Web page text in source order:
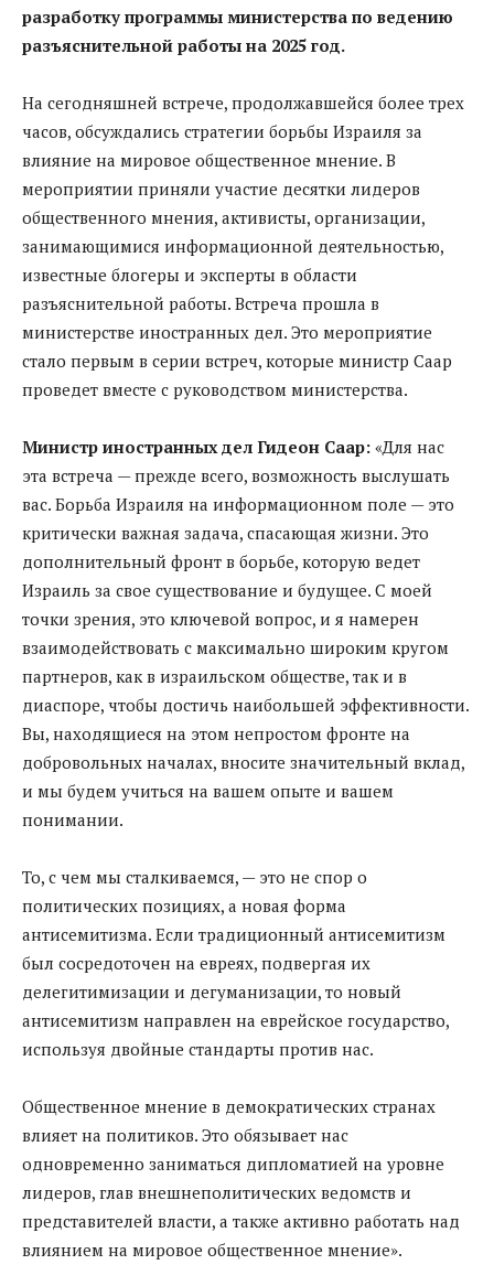
разработку программы министерства по ведению
разъяснительной работы на 2025 год.
На сегодняшней встрече, продолжавшейся более трех
часов, обсуждались стратегии борьбы Израиля за
влияние на мировое общественное мнение. В
мероприятии приняли участие десятки лидеров
общественного мнения, активисты, организации,
занимающимися информационной деятельностью,
известные блогеры и эксперты в области
разъяснительной работы. Встреча прошла в
министерстве иностранных дел. Это мероприятие
стало первым в серии встреч, которые министр Саар
проведет вместе с руководством министерства.
Министр иностранных дел Гидеон Саар: «Для нас
эта встреча — прежде всего, возможность выслушать
вас. Борьба Израиля на информационном поле — это
критически важная задача, спасающая жизни. Это
дополнительный фронт в борьбе, которую ведет
Израиль за свое существование и будущее. С моей
точки зрения, это ключевой вопрос, и я намерен
взаимодействовать с максимально широким кругом
партнеров, как в израильском обществе, так и в
диаспоре, чтобы достичь наибольшей эффективности.
Вы, находящиеся на этом непростом фронте на
добровольных началах, вносите значительный вклад,
и мы будем учиться на вашем опыте и вашем
понимании.
То, с чем мы сталкиваемся, — это не спор о
политических позициях, а новая форма
антисемитизма. Если традиционный антисемитизм
был сосредоточен на евреях, подвергая их
делегитимизации и дегуманизации, то новый
антисемитизм направлен на еврейское государство,
используя двойные стандарты против нас.
Общественное мнение в демократических странах
влияет на политиков. Это обязывает нас
одновременно заниматься дипломатией на уровне
лидеров, глав внешнеполитических ведомств и
представителей власти, а также активно работать над
влиянием на мировое общественное мнение».